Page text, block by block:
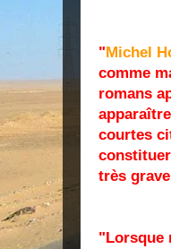
"Michel
comme
romans
courtes
très
"Lorsque